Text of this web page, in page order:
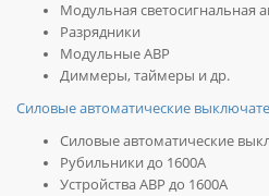
Модульная светосигнальная
Разрядники
Модульные АВР
Диммеры, таймеры и др.
Силовые автоматические
Силовые автоматические
Рубильники до 1600А
Устройства АВР до 1600А